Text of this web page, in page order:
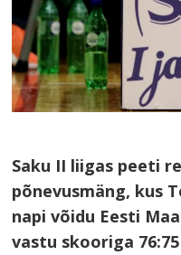
Saku II liigas peeti
põnevusmäng, kus
napi võidu Eesti
vastu skooriga 76:75